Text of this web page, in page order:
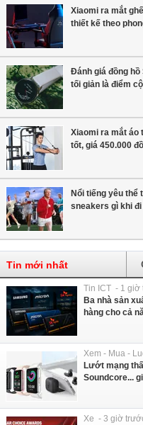
Xiaomi ra mắt
thiết kế theo
Đánh giá đồng
tối giản là điểm
Xiaomi ra mắt áo
tốt, giá 450.000
Nổi tiếng yêu thể
sneakers gì khi
Tin mới nhất
Tin ICT - 1 giờ
Ba nhà sản
hàng cho cả
Xem - Mua -
Lướt mạng
Soundcore...
Xe - 3 giờ